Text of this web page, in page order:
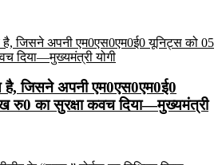
है, जिसने अपनी एम0एस0एम0ई0
रु0 का सुरक्षा कवच दिया—मुख्यमंत्री